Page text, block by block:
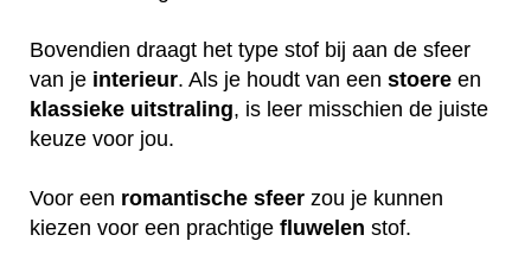
Bovendien draagt het type stof bij aan de sfeer
van je interieur. Als je houdt van een stoere en
klassieke uitstraling, is leer misschien de juiste
keuze voor jou.
Voor een romantische sfeer zou je kunnen
kiezen voor een prachtige fluwelen stof.